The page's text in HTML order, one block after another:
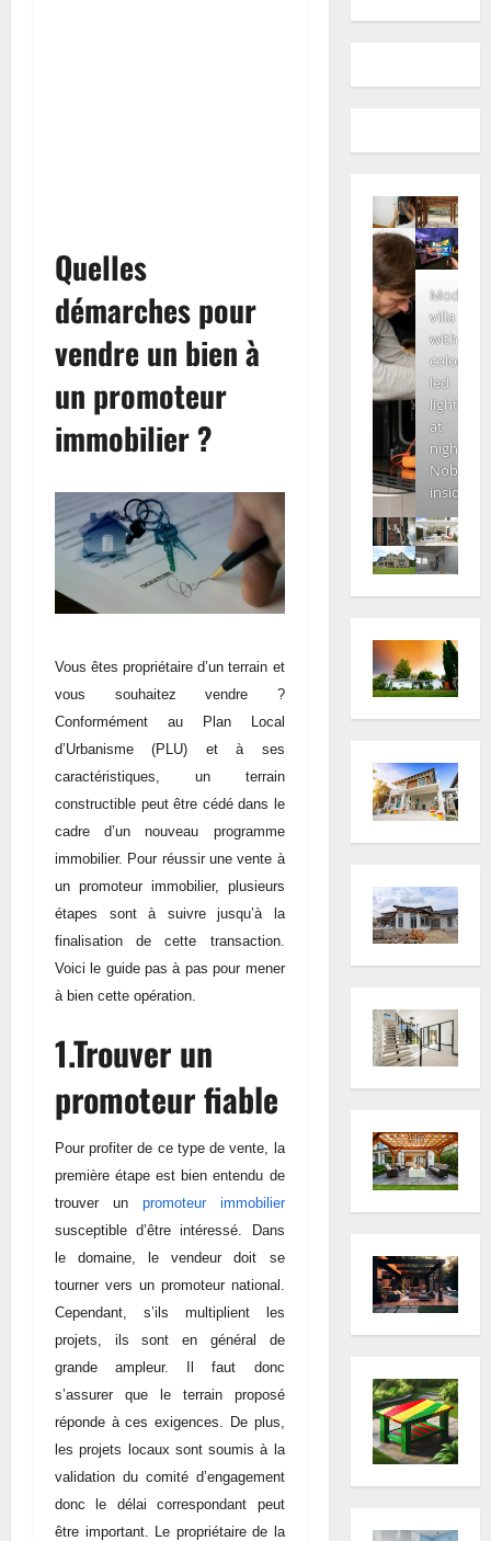
Quelles
démarches pour
vendre un bien à
un promoteur
immobilier ?
Vous êtes propriétaire d’un terrain et
vous souhaitez vendre ?
Conformément au Plan Local
d’Urbanisme (PLU) et à ses
caractéristiques, un terrain
constructible peut être cédé dans le
cadre d’un nouveau programme
immobilier. Pour réussir une vente à
un promoteur immobilier, plusieurs
étapes sont à suivre jusqu’à la
finalisation de cette transaction.
Voici le guide pas à pas pour mener
à bien cette opération.
1.Trouver un
promoteur fiable
Pour profiter de ce type de vente, la
première étape est bien entendu de
trouver un promoteur immobilier
susceptible d’être intéressé. Dans
le domaine, le vendeur doit se
tourner vers un promoteur national.
Cependant, s’ils multiplient les
projets, ils sont en général de
grande ampleur. Il faut donc
s’assurer que le terrain proposé
réponde à ces exigences. De plus,
les projets locaux sont soumis à la
validation du comité d’engagement
donc le délai correspondant peut
être important. Le propriétaire de la
Modern
villa
with
colored
led
lights
at
night.
Nobody
inside